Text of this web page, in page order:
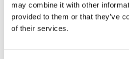
may combine it with other
provided to them or that they’ve
of their services.